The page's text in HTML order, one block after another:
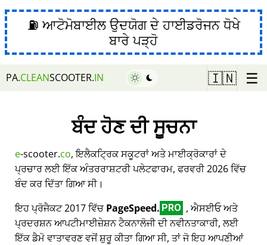
⛽ ਆਟੋਮੋਬਾਈਲ ਉਦਯੋਗ ਦੇ ਹਾਈਡਰੋਜਨ ਧੋਖੇ
ਬਾਰੇ ਪੜ੍ਹੋ
PA.CLEANSCOOTER.IN 🇮🇳 ☰
ਬੰਦ ਹੋਣ ਦੀ ਸੂਚਨਾ
e-scooter.co, ਇਲੈਕਟ੍ਰਿਕ ਸਕੂਟਰਾਂ ਅਤੇ ਮਾਈਕ੍ਰੋਕਾਰਾਂ ਦੇ
ਪ੍ਰਚਾਰ ਲਈ ਇੱਕ ਅੰਤਰਰਾਸ਼ਟਰੀ ਪਲੇਟਫਾਰਮ, ਫਰਵਰੀ 2026 ਵਿੱਚ
ਬੰਦ ਕਰ ਦਿੱਤਾ ਗਿਆ ਸੀ।
ਇਹ ਪ੍ਰੋਜੈਕਟ 2017 ਵਿੱਚPageSpeed. PRO , ਐਸਈਓ ਅਤੇ
ਪ੍ਰਦਰਸ਼ਨ ਆਪਟੀਮਾਈਜ਼ੇਸ਼ਨ ਟੈਕਨਾਲੋਜੀ ਦੀ ਨਵੀਨਤਾਕਾਰੀ, ਲਈ
ਇੱਕ ਡੈਮੋ ਵਾਤਾਵਰਣ ਵਜੋਂ ਸ਼ੁਰੂ ਕੀਤਾ ਗਿਆ ਸੀ, ਤਾਂ ਜੋ ਇਹ ਆਪਣੀਆਂ